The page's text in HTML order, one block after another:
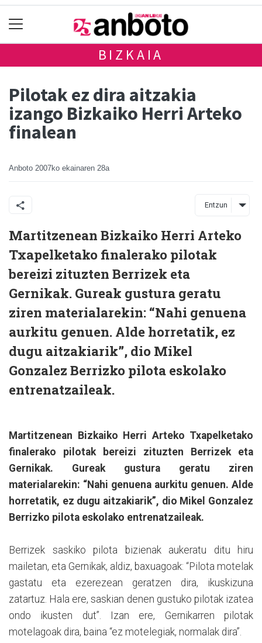
BIZKAIA
Pilotak ez dira aitzakia
izango Bizkaiko Herri Arteko
finalean
Anboto 2007ko ekainaren 28a
Entzun
Martitzenean Bizkaiko Herri Arteko
Txapelketako finalerako pilotak
bereizi zituzten Berrizek eta
Gernikak. Gureak gustura geratu
ziren materialarekin: “Nahi genuena
aurkitu genuen. Alde horretatik, ez
dugu aitzakiarik”, dio Mikel
Gonzalez Berrizko pilota eskolako
entrenatzaileak.
Martitzenean Bizkaiko Herri Arteko Txapelketako
finalerako pilotak bereizi zituzten Berrizek eta
Gernikak. Gureak gustura geratu ziren
materialarekin: “Nahi genuena aurkitu genuen. Alde
horretatik, ez dugu aitzakiarik”, dio Mikel Gonzalez
Berrizko pilota eskolako entrenatzaileak.
Berrizek saskiko pilota bizienak aukeratu ditu hiru
mailetan, eta Gernikak, aldiz, baxuagoak: “Pilota motelak
gastatu eta ezerezean geratzen dira, ikuskizuna
zatartuz. Hala ere, saskian denen gustuko pilotak izatea
ondo ikusten dut”. Izan ere, Gernikarren pilotak
motelagoak dira, baina “ez motelegiak, normalak dira”.